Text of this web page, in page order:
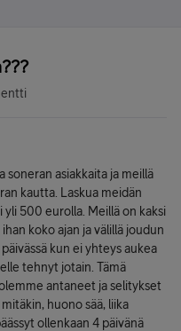
asiakkaita ja meillä
kautta. Laskua meidän
500 eurolla. Meillä on kaksi
koko ajan ja välillä joudun
kun ei yhteys aukea
tehnyt jotain. Tämä
antaneet ja selitykset
huono sää, liika
ollenkaan 4 päivänä